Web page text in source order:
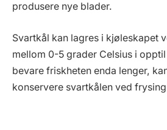
produsere nye blader.
Svartkål kan lagres i kjøleskapet
mellom 0-5 grader Celsius i opptil
bevare friskheten enda lenger,
konservere svartkålen ved